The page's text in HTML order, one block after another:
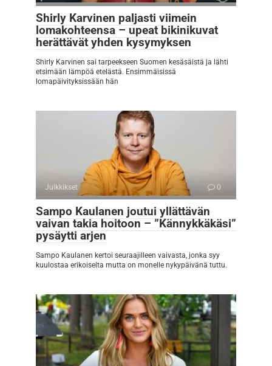
Shirly Karvinen paljasti viimein
lomakohteensa – upeat bikinikuvat
herättävät yhden kysymyksen
Shirly Karvinen sai tarpeekseen Suomen kesäsäistä ja lähti
etsimään lämpöä etelästä. Ensimmäisissä
lomapäivityksissään hän
Julkkikset 0
Sampo Kaulanen joutui yllättävän
vaivan takia hoitoon – ”Kännykkäkäsi”
pysäytti arjen
Sampo Kaulanen kertoi seuraajilleen vaivasta, jonka syy
kuulostaa erikoiselta mutta on monelle nykypäivänä tuttu.